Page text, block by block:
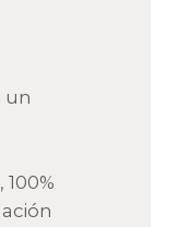
un